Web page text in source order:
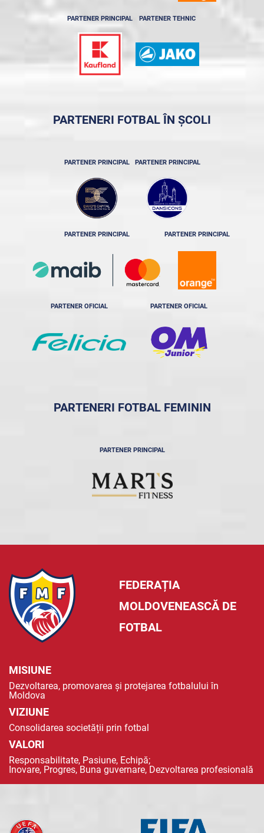
PARTENER PRINCIPAL PARTENER TEHNIC
PARTENERI FOTBAL ÎN ȘCOLI
PARTENER PRINCIPAL PARTENER PRINCIPAL
PARTENER PRINCIPAL PARTENER PRINCIPAL
PARTENER OFICIAL PARTENER OFICIAL
PARTENERI FOTBAL FEMININ
PARTENER PRINCIPAL
FEDERAȚIA
MOLDOVENEASCĂ DE
FOTBAL
MISIUNE
Dezvoltarea, promovarea și protejarea fotbalului în
Moldova
VIZIUNE
Consolidarea societății prin fotbal
VALORI
Responsabilitate, Pasiune, Echipă;
Inovare, Progres, Buna guvernare, Dezvoltarea profesională